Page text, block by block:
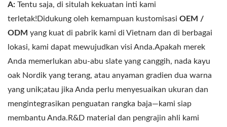
A: Tentu saja, di situlah kekuatan inti kami
terletak!Didukung oleh kemampuan kustomisasi OEM /
ODM yang kuat di pabrik kami di Vietnam dan di berbagai
lokasi, kami dapat mewujudkan visi Anda.Apakah merek
Anda memerlukan abu-abu slate yang canggih, nada kayu
oak Nordik yang terang, atau anyaman gradien dua warna
yang unik;atau jika Anda perlu menyesuaikan ukuran dan
mengintegrasikan penguatan rangka baja—kami siap
membantu Anda.R&D material dan pengrajin ahli kami